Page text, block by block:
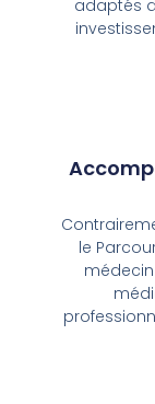
adaptés
le